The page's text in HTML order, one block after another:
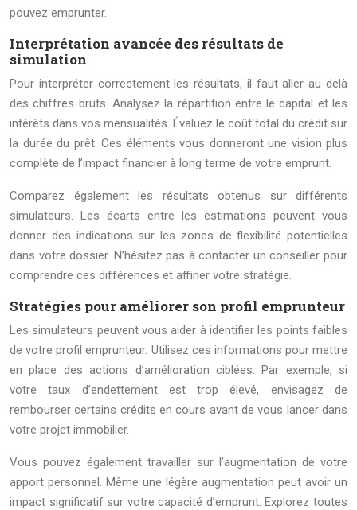
pouvez emprunter.
Interprétation avancée des résultats de
simulation
Pour interpréter correctement les résultats, il faut aller au-delà
des chiffres bruts. Analysez la répartition entre le capital et les
intérêts dans vos mensualités. Évaluez le coût total du crédit sur
la durée du prêt. Ces éléments vous donneront une vision plus
complète de l’impact financier à long terme de votre emprunt.
Comparez également les résultats obtenus sur différents
simulateurs. Les écarts entre les estimations peuvent vous
donner des indications sur les zones de flexibilité potentielles
dans votre dossier. N’hésitez pas à contacter un conseiller pour
comprendre ces différences et affiner votre stratégie.
Stratégies pour améliorer son profil emprunteur
Les simulateurs peuvent vous aider à identifier les points faibles
de votre profil emprunteur. Utilisez ces informations pour mettre
en place des actions d’amélioration ciblées. Par exemple, si
votre taux d’endettement est trop élevé, envisagez de
rembourser certains crédits en cours avant de vous lancer dans
votre projet immobilier.
Vous pouvez également travailler sur l’augmentation de votre
apport personnel. Même une légère augmentation peut avoir un
impact significatif sur votre capacité d’emprunt. Explorez toutes